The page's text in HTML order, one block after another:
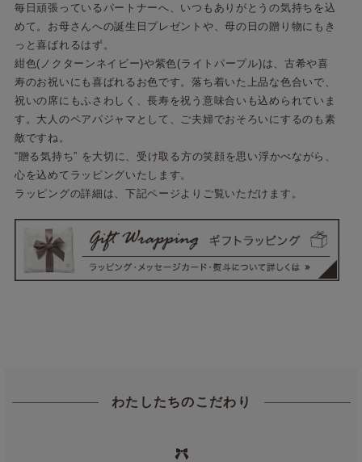
毎日頑張っているパートナーへ、いつもありがとうの気持ちを込
めて。お母さんへの誕生日プレゼントや、母の日の贈り物にもき
っと喜ばれるはず。
紺色(ノクターンネイビー)や紫色(ライトパープル)は、古希や喜
寿のお祝いにも喜ばれるお色です。落ち着いた上品な色合いで、
祝いの席にもふさわしく、長寿を祝う意味合いも込められていま
す。大人のペアパジャマとして、ご夫婦でおそろいにするのも素
敵ですね。
“贈る気持ち” を大切に、受け取る方の笑顔を思い浮かべながら、
心を込めてラッピングいたします。
ラッピングの詳細は、下記ページよりご覧いただけます。
わたしたちのこだわり